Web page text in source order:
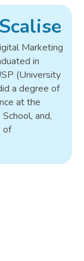
Marketing
in
(University
a degree of
at the
and,
of